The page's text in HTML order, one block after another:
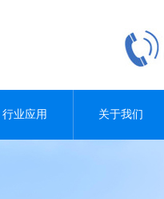
行业应用 关于我们